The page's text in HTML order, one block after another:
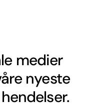
medier
nyeste